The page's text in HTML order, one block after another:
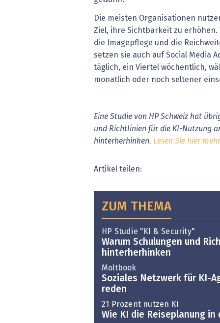
Die meisten Organisationen
Ziel, ihre Sichtbarkeit zu erhöhen.
die Imagepflege und die
setzen sie auch auf Social Media
täglich, ein Viertel wöchentlich,
monatlich oder noch seltener
Eine Studie von HP Schweiz hat
und Richtlinien für die KI-Nutzung
hinterherhinken. Lesen Sie hier
Artikel teilen:
ZUM THEMA
HP Studie "KI & Security"
Warum Schulungen und
hinterherhinken
Moltbook
Soziales Netzwerk für KI-
reden
21 Prozent nutzen KI
Wie KI die Reiseplanung